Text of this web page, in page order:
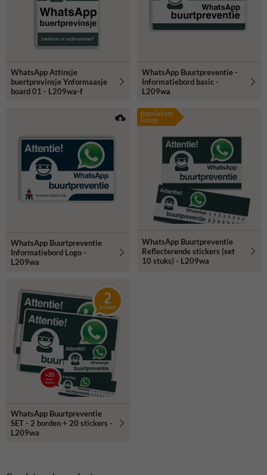
WhatsApp Attinsje
buertprevinsje Ynformaasje
board 01 - L209wa-f
WhatsApp Buurtpreventie -
Informatiebord basic -
L209wa
WhatsApp Buurtpreventie
Informatiebord Logo -
L209wa
populairste
keuze
WhatsApp Buurtpreventie
Reflecterende stickers (set
10 stuks) - L209wa
WhatsApp Buurtpreventie
SET - 2 borden + 20 stickers -
L209wa